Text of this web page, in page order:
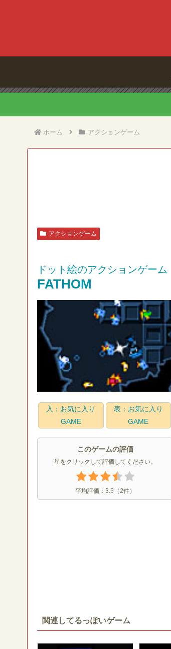
ホーム アクションゲーム
アクションゲーム
ドット絵のアクションゲーム
FATHOM
入：お気に入り
GAME
表：お気に入り
GAME
このゲームの評価
星をクリックして評価してください。
平均評価： 3.5 （2件）
関連してるっぽいゲーム